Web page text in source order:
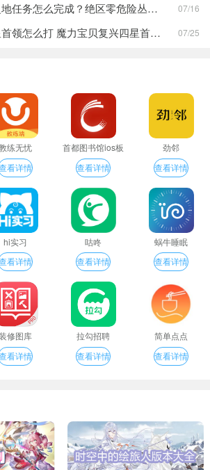
绝区零危险丛生之地任务怎么完成？绝区零危险丛生之地任务完成攻略 07/16
魔力宝贝复兴四星首领怎么打 魔力宝贝复兴四星首领打法合集 07/25
练无忧
看详情
首都图书馆ios板
查看详情
劲邻
查看详情
hi实习
看详情
咕咚
查看详情
蜗牛睡眠
查看详情
修图库
看详情
拉勾招聘
查看详情
简单点点
查看详情